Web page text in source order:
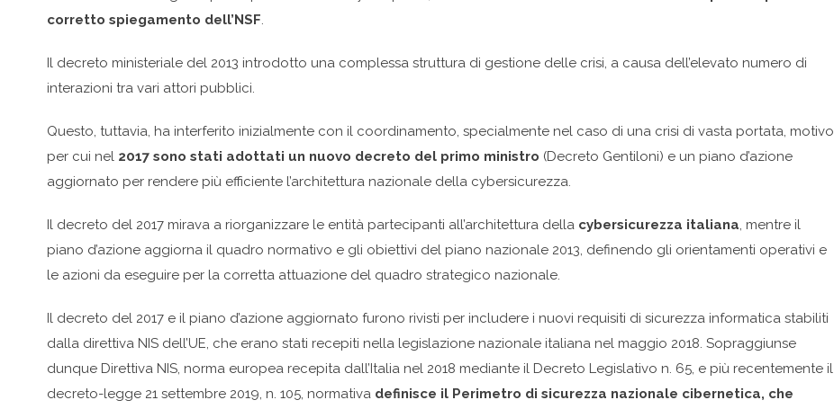
corretto spiegamento dell’NSF.
Il decreto ministeriale del 2013 introdotto una complessa struttura di gestione delle crisi, a causa dell’elevato numero di
interazioni tra vari attori pubblici.
Questo, tuttavia, ha interferito inizialmente con il coordinamento, specialmente nel caso di una crisi di vasta portata, motivo
per cui nel 2017 sono stati adottati un nuovo decreto del primo ministro (Decreto Gentiloni) e un piano d’azione
aggiornato per rendere più efficiente l’architettura nazionale della cybersicurezza.
Il decreto del 2017 mirava a riorganizzare le entità partecipanti all’architettura della cybersicurezza italiana, mentre il
piano d’azione aggiorna il quadro normativo e gli obiettivi del piano nazionale 2013, definendo gli orientamenti operativi e
le azioni da eseguire per la corretta attuazione del quadro strategico nazionale.
Il decreto del 2017 e il piano d’azione aggiornato furono rivisti per includere i nuovi requisiti di sicurezza informatica stabiliti
dalla direttiva NIS dell’UE, che erano stati recepiti nella legislazione nazionale italiana nel maggio 2018. Sopraggiunse
dunque Direttiva NIS, norma europea recepita dall’Italia nel 2018 mediante il Decreto Legislativo n. 65, e più recentemente il
decreto-legge 21 settembre 2019, n. 105, normativa definisce il Perimetro di sicurezza nazionale cibernetica, che